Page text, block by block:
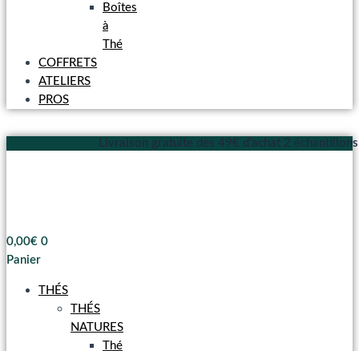
Boîtes
à
Thé
COFFRETS
ATELIERS
PROS
Livraison gratuite dès 49€ d'achat 2
0,00€ 0
Panier
THÉS
THÉS
NATURES
Thé